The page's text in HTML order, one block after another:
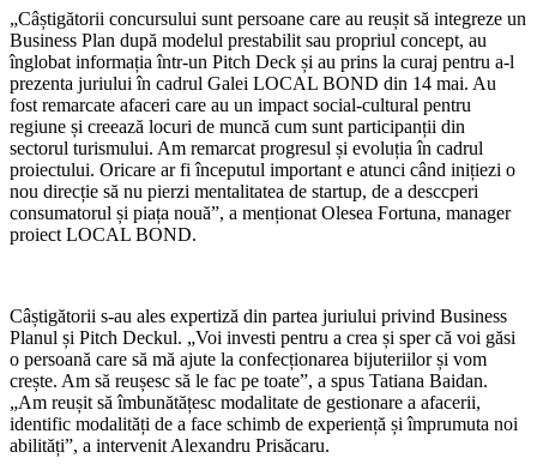
„Câștigătorii concursului sunt persoane care au reușit să integreze un
Business Plan după modelul prestabilit sau propriul concept, au
înglobat informația într-un Pitch Deck și au prins la curaj pentru a-l
prezenta juriului în cadrul Galei LOCAL BOND din 14 mai. Au
fost remarcate afaceri care au un impact social-cultural pentru
regiune și creează locuri de muncă cum sunt participanții din
sectorul turismului. Am remarcat progresul și evoluția în cadrul
proiectului. Oricare ar fi începutul important e atunci când inițiezi o
nou direcție să nu pierzi mentalitatea de startup, de a desccperi
consumatorul și piața nouă”, a menționat Olesea Fortuna, manager
proiect LOCAL BOND.
Câștigătorii s-au ales expertiză din partea juriului privind Business
Planul și Pitch Deckul. „Voi investi pentru a crea și sper că voi găsi
o persoană care să mă ajute la confecționarea bijuteriilor și vom
crește. Am să reușesc să le fac pe toate”, a spus Tatiana Baidan.
„Am reușit să îmbunătățesc modalitate de gestionare a afacerii,
identific modalități de a face schimb de experiență și împrumuta noi
abilități”, a intervenit Alexandru Prisăcaru.